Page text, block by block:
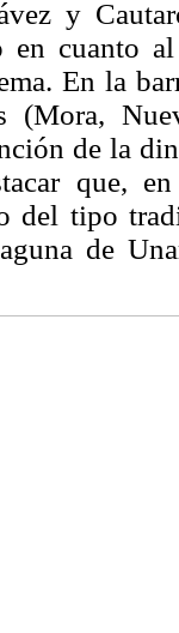
y
en cuanto
En la
(Mora,
de la
que,
del tipo
de